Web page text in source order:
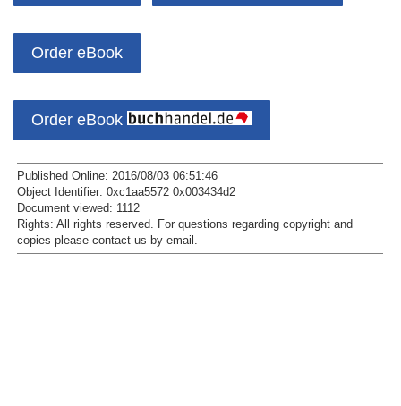
Order eBook
Order eBook
Published Online: 2016/08/03 06:51:46
Object Identifier: 0xc1aa5572 0x003434d2
Document viewed: 1112
Rights: All rights reserved.
For questions regarding copyright and
copies please contact us by email